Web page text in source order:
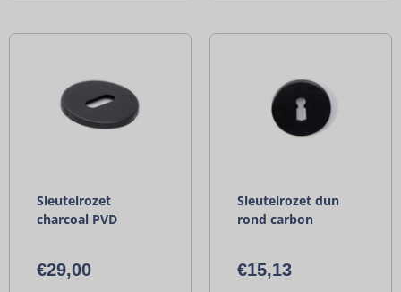
Sleutelrozet
charcoal PVD
€29,00
Sleutelrozet dun
rond carbon
€15,13